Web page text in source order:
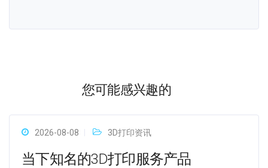
您可能感兴趣的
2026-08-08 3D打印资讯
当下知名的3D打印服务产品